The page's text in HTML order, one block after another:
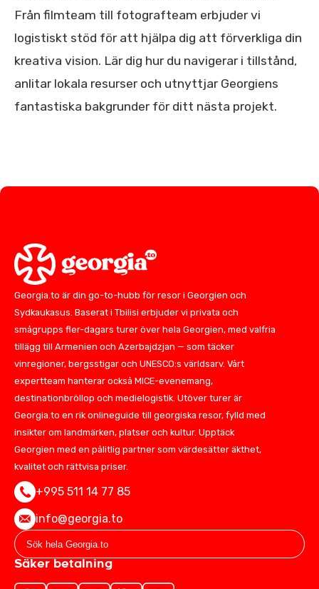
Från filmteam till fotografteam erbjuder vi
logistiskt stöd för att hjälpa dig att förverkliga din
kreativa vision. Lär dig hur du navigerar i tillstånd,
anlitar lokala resurser och utnyttjar Georgiens
fantastiska bakgrunder för ditt nästa projekt.
Georgia.to är din go-to-hubb för resor i Georgien och
Sydkaukasus. Baserat i Tbilisi erbjuder vi privata och
smågrupps fler-dagars turer över hela Georgien, med valfria
tillägg till Armenien och Azerbajdzjan — som täcker
vinregioner, bergsstigar och UNESCO:s världsarv. Vårt
expertteam hanterar också MICE-evenemang,
destinationbröllop och medielogistik. Utöver turer är
Georgia.to en rik onlineguide till georgiska resor, fylld med
insikter om landmärken, platser och kultur. Upptäck
Georgien med en pålitlig partner som värdesätter äkthet,
kvalitet och rättvisa priser.
+995 511 14 77 85
info@georgia.to
Säker betalning